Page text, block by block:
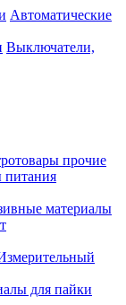
Автоматические
Выключатели,
прочие
материалы
для пайки